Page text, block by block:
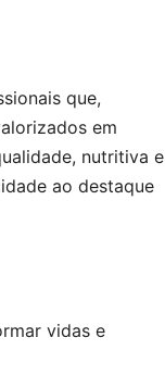
que,
em
nutritiva e
ao destaque
vidas e